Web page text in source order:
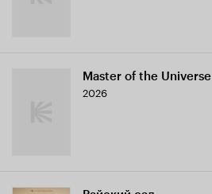
Master of the Universe
2026